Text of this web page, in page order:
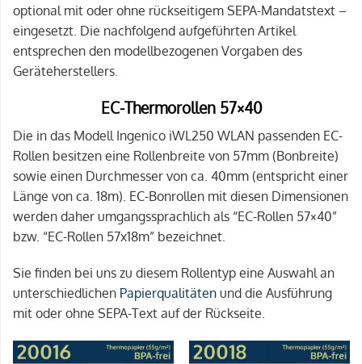
optional mit oder ohne rückseitigem SEPA-Mandatstext –
eingesetzt. Die nachfolgend aufgeführten Artikel
entsprechen den modellbezogenen Vorgaben des
Geräteherstellers.
EC-Thermorollen 57×40
Die in das Modell Ingenico iWL250 WLAN passenden EC-
Rollen besitzen eine Rollenbreite von 57mm (Bonbreite)
sowie einen Durchmesser von ca. 40mm (entspricht einer
Länge von ca. 18m). EC-Bonrollen mit diesen Dimensionen
werden daher umgangssprachlich als “EC-Rollen 57×40”
bzw. “EC-Rollen 57x18m” bezeichnet.
Sie finden bei uns zu diesem Rollentyp eine Auswahl an
unterschiedlichen Papierqualitäten und die Ausführung
mit oder ohne SEPA-Text auf der Rückseite.